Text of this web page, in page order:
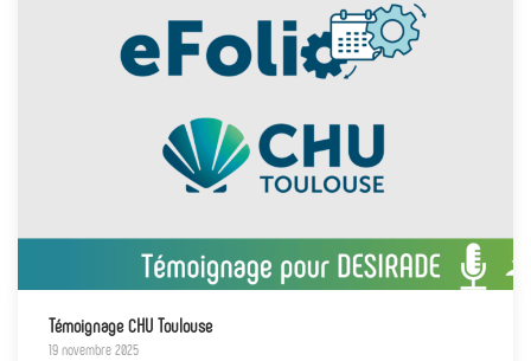
Témoignage CHU Toulouse
19 novembre 2025